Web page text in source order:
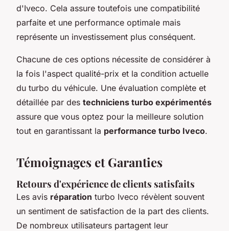
d'Iveco. Cela assure toutefois une compatibilité
parfaite et une performance optimale mais
représente un investissement plus conséquent.
Chacune de ces options nécessite de considérer à
la fois l'aspect qualité-prix et la condition actuelle
du turbo du véhicule. Une évaluation complète et
détaillée par des techniciens turbo expérimentés
assure que vous optez pour la meilleure solution
tout en garantissant la performance turbo Iveco.
Témoignages et Garanties
Retours d'expérience de clients satisfaits
Les avis réparation turbo Iveco révèlent souvent
un sentiment de satisfaction de la part des clients.
De nombreux utilisateurs partagent leur